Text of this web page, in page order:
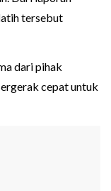
tersebut
dari pihak
cepat untuk